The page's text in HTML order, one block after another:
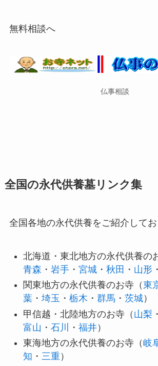
無料相談へ
仏事相談
全国の永代供養墓リンク集
全国各地の永代供養をご紹介してお
北海道・東北地方の永代供養の
青森 ・ 岩手・ 宮城・ 秋田 ・ 山形 ・
関東地方の永代供養のお寺（東
葉・ 埼玉 ・ 栃木 ・ 群馬 ・ 茨城）
甲信越・北陸地方のお寺（ 山梨 ・
富山 ・ 石川 ・ 福井）
東海地方の永代供養のお寺（岐
知 ・ 三重 ）